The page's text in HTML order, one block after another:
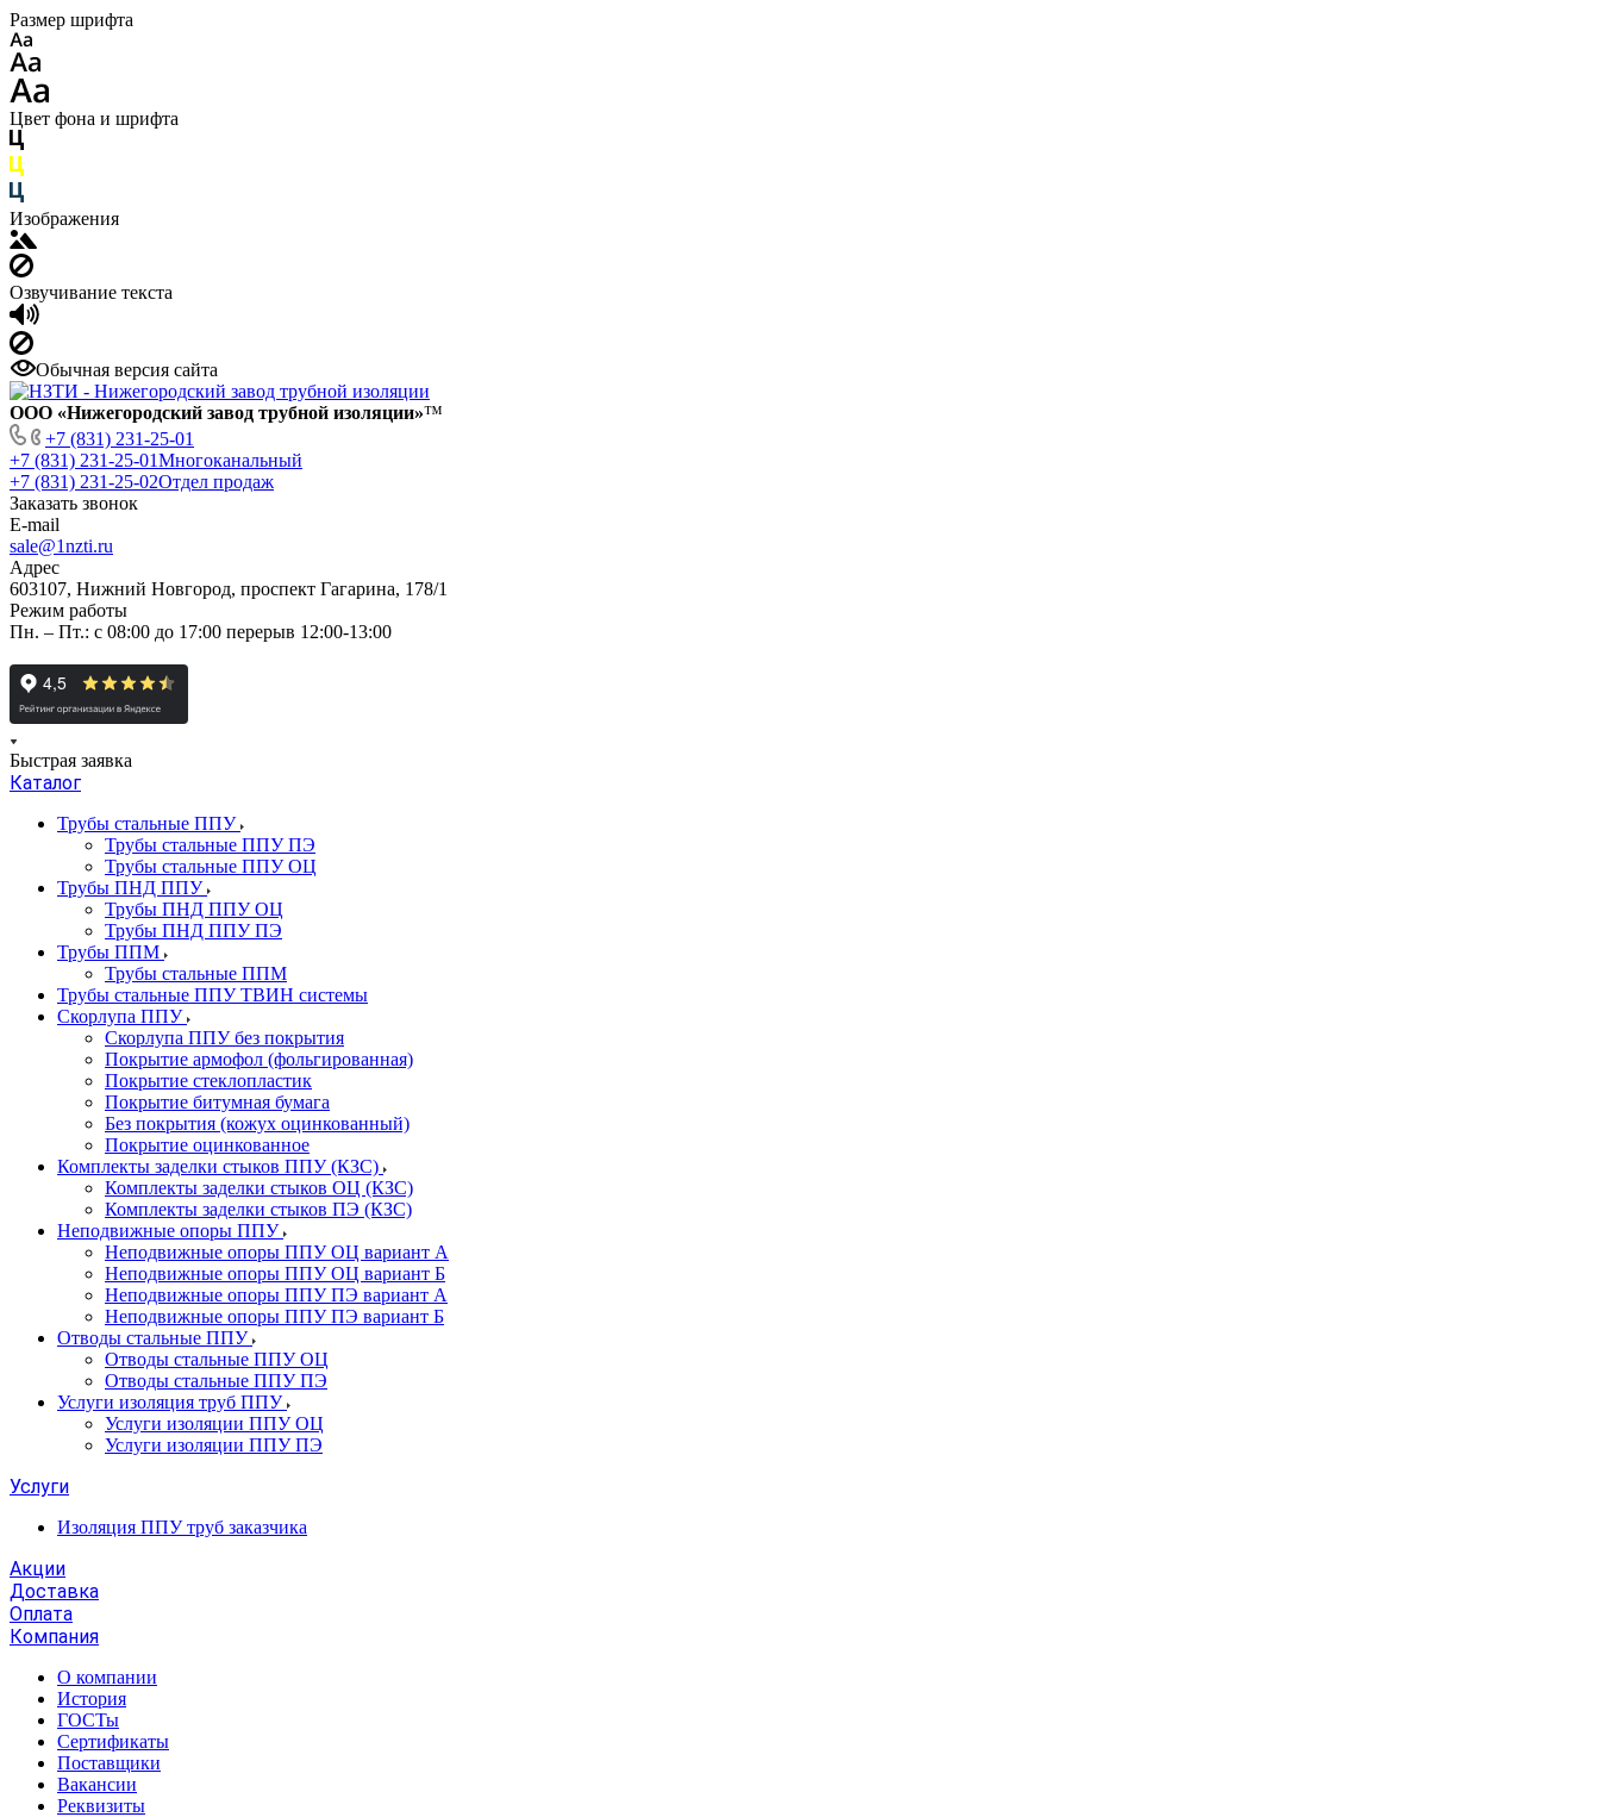
Размер шрифта
Цвет фона и шрифта
Изображения
Озвучивание текста
Обычная версия сайта
ООО «Нижегородский завод трубной изоляции»™
+7 (831) 231-25-01
+7 (831) 231-25-01Многоканальный
+7 (831) 231-25-02Отдел продаж
Заказать звонок
E-mail
sale@1nzti.ru
Адрес
603107, Нижний Новгород, проспект Гагарина, 178/1
Режим работы
Пн. – Пт.: с 08:00 до 17:00 перерыв 12:00-13:00
Быстрая заявка
Каталог
Трубы стальные ППУ
Трубы стальные ППУ ПЭ
Трубы стальные ППУ ОЦ
Трубы ПНД ППУ
Трубы ПНД ППУ ОЦ
Трубы ПНД ППУ ПЭ
Трубы ППМ
Трубы стальные ППМ
Трубы стальные ППУ ТВИН системы
Скорлупа ППУ
Скорлупа ППУ без покрытия
Покрытие армофол (фольгированная)
Покрытие стеклопластик
Покрытие битумная бумага
Без покрытия (кожух оцинкованный)
Покрытие оцинкованное
Комплекты заделки стыков ППУ (КЗС)
Комплекты заделки стыков ОЦ (КЗС)
Комплекты заделки стыков ПЭ (КЗС)
Неподвижные опоры ППУ
Неподвижные опоры ППУ ОЦ вариант А
Неподвижные опоры ППУ ОЦ вариант Б
Неподвижные опоры ППУ ПЭ вариант А
Неподвижные опоры ППУ ПЭ вариант Б
Отводы стальные ППУ
Отводы стальные ППУ ОЦ
Отводы стальные ППУ ПЭ
Услуги изоляция труб ППУ
Услуги изоляции ППУ ОЦ
Услуги изоляции ППУ ПЭ
Услуги
Изоляция ППУ труб заказчика
Акции
Доставка
Оплата
Компания
О компании
История
ГОСТы
Сертификаты
Поставщики
Вакансии
Реквизиты